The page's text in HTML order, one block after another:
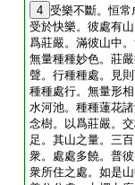
4 受樂不斷。恒
受於快樂。彼處有
爲莊嚴。滿彼山中
無量種種妙色。莊
聲。行種種處。見
種種處行。無量形
水河池。種種蓮花
念樹。以爲莊嚴。
足。其山之量。三
衆。處處多饒。普
衆所住之處。如是